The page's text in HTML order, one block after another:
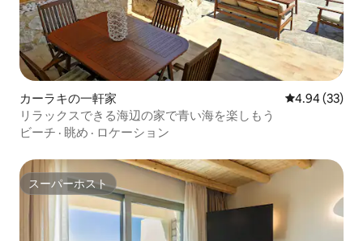
カーラキの一軒家 レビュー33
4.94 (33)
リラックスできる海辺の家で青い海を楽しもう
ビーチ · 眺め · ロケーション
スーパーホスト
スーパーホスト